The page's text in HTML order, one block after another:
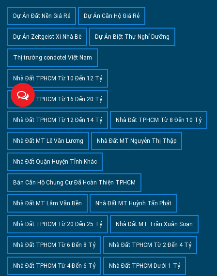
Dự Án Đất Nền Giá Rẻ Dự Án Căn Hộ Giá Rẻ
Dự Án Zeitgeist Xi Nhà Bè Dự Án Biệt Thự Nghỉ Dưỡng
Thị trường condotel Việt Nam
Nhà Đất TPHCM Từ 10 Đến 12 Tỷ
Nhà Đất TPHCM Từ 16 Đến 20 Tỷ
Nhà Đất TPHCM Từ 12 Đến 14 Tỷ Nhà Đất TPHCM Từ 8 Đến 10 Tỷ
Nhà Đất MT Lê Văn Lương Nhà Đất MT Nguyễn Thị Thập
Nhà Đất Quận Huyện Tỉnh Khác
Bán Căn Hộ Chung Cư Đã Hoàn Thiện TPHCM
Nhà Đất MT Lâm Văn Bền Nhà Đất MT Huỳnh Tấn Phát
Nhà Đất TPHCM Từ 20 Đến 25 Tỷ Nhà Đất MT Trần Xuân Soạn
Nhà Đất TPHCM Từ 6 Đến 8 Tỷ Nhà Đất TPHCM Từ 2 Đến 4 Tỷ
Nhà Đất TPHCM Từ 4 Đến 6 Tỷ Nhà Đất TPHCM Dưới 1 Tỷ